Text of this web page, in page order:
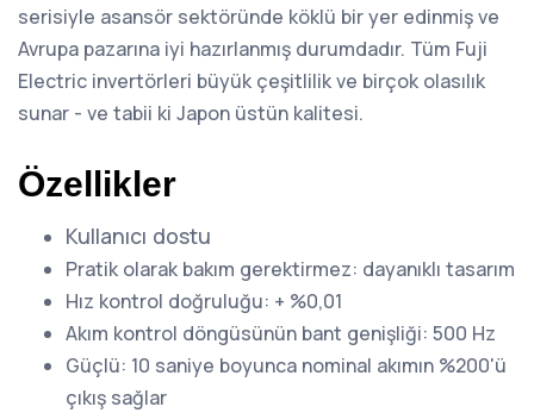
serisiyle asansör sektöründe köklü bir yer edinmiş ve
Avrupa pazarına iyi hazırlanmış durumdadır. Tüm Fuji
Electric invertörleri büyük çeşitlilik ve birçok olasılık
sunar - ve tabii ki Japon üstün kalitesi.
Özellikler
Kullanıcı dostu
Pratik olarak bakım gerektirmez: dayanıklı tasarım
Hız kontrol doğruluğu: + %0,01
Akım kontrol döngüsünün bant genişliği: 500 Hz
Güçlü: 10 saniye boyunca nominal akımın %200'ü
çıkış sağlar